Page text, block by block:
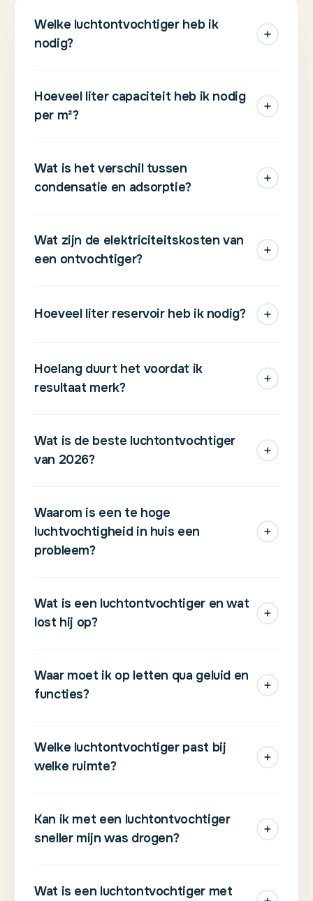
Welke luchtontvochtiger heb ik
nodig?
Hoeveel liter capaciteit heb ik nodig
per m²?
Wat is het verschil tussen
condensatie en adsorptie?
Wat zijn de elektriciteitskosten van
een ontvochtiger?
Hoeveel liter reservoir heb ik nodig?
Hoelang duurt het voordat ik
resultaat merk?
Wat is de beste luchtontvochtiger
van 2026?
Waarom is een te hoge
luchtvochtigheid in huis een
probleem?
Wat is een luchtontvochtiger en wat
lost hij op?
Waar moet ik op letten qua geluid en
functies?
Welke luchtontvochtiger past bij
welke ruimte?
Kan ik met een luchtontvochtiger
sneller mijn was drogen?
Wat is een luchtontvochtiger met